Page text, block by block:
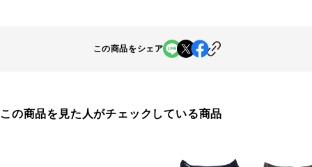
この商品をシェア
この商品を見た人がチェックしている商品